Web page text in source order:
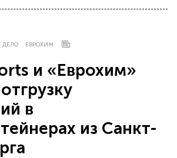
ДЕЛО ЕВРОХИМ
и «Еврохим»
в
из Санкт-